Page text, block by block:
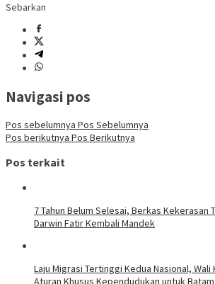
Sebarkan
Navigasi pos
Pos sebelumnya Pos Sebelumnya
Pos berikutnya Pos Berikutnya
Pos terkait
7 Tahun Belum Selesai, Berkas Kekerasan
Darwin Fatir Kembali Mandek
Laju Migrasi Tertinggi Kedua Nasional, Wali
Aturan Khusus Kependudukan untuk Batam